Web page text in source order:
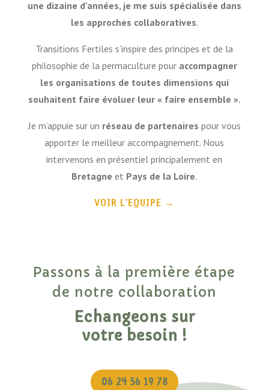
une dizaine d’années, je me suis spécialisée dans
les approches collaboratives.
Transitions Fertiles s’inspire des principes et de la
philosophie de la permaculture pour accompagner
les organisations de toutes dimensions qui
souhaitent faire évoluer leur « faire ensemble ».
Je m’appuie sur un réseau de partenaires pour vous
apporter le meilleur accompagnement. Nous
intervenons en présentiel principalement en
Bretagne et Pays de la Loire.
VOIR L’EQUIPE →
Passons à la première étape
de notre collaboration
Echangeons sur
votre besoin !
06 24 56 19 78